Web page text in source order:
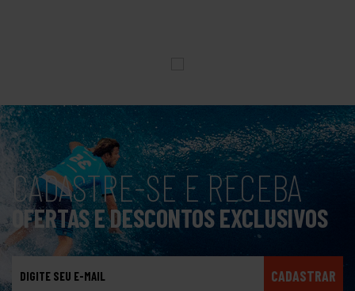
CADASTRE-SE E RECEBA
OFERTAS E DESCONTOS EXCLUSIVOS
CADASTRAR